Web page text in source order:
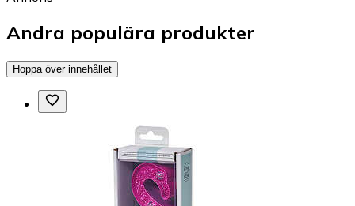
Andra populära produkter
Hoppa över innehållet